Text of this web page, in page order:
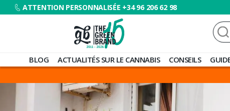
ATTENTION PERSONNALISÉE +34 96 206 62 98
Blog
de
Barato
BLOG ACTUALITÉS SUR LE CANNABIS CONSEILS